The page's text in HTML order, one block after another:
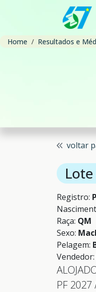
Home Resultados e
voltar
Registro:
Raça: QM
Sexo:
Pelagem:
Vendedor:
PF 2027